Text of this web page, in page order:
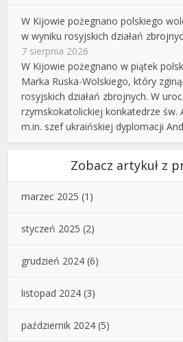
W Kijowie pożegnano polskiego
w wyniku rosyjskich działań
7 sierpnia 2026
W Kijowie pożegnano w piątek
Marka Ruska-Wolskiego, który
rosyjskich działań zbrojnych. W
rzymskokatolickiej konkatedrze św.
m.in. szef ukraińskiej dyplomacji
Zobacz artykuł z
marzec 2025 (1)
styczeń 2025 (2)
grudzień 2024 (6)
listopad 2024 (3)
październik 2024 (5)